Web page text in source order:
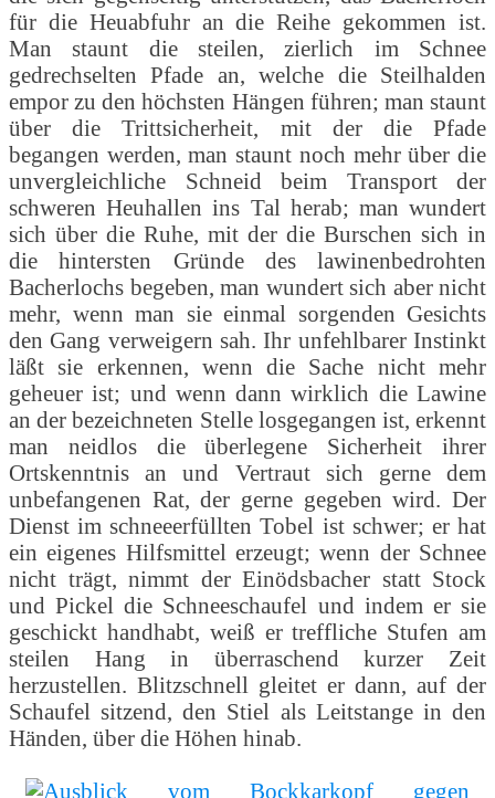
für die Heuabfuhr an die Reihe gekommen ist.
Man staunt die steilen, zierlich im Schnee
gedrechselten Pfade an, welche die Steilhalden
empor zu den höchsten Hängen führen; man staunt
über die Trittsicherheit, mit der die Pfade
begangen werden, man staunt noch mehr über die
unvergleichliche Schneid beim Transport der
schweren Heuhallen ins Tal herab; man wundert
sich über die Ruhe, mit der die Burschen sich in
die hintersten Gründe des lawinenbedrohten
Bacherlochs begeben, man wundert sich aber nicht
mehr, wenn man sie einmal sorgenden Gesichts
den Gang verweigern sah. Ihr unfehlbarer Instinkt
läßt sie erkennen, wenn die Sache nicht mehr
geheuer ist; und wenn dann wirklich die Lawine
an der bezeichneten Stelle losgegangen ist, erkennt
man neidlos die überlegene Sicherheit ihrer
Ortskenntnis an und Vertraut sich gerne dem
unbefangenen Rat, der gerne gegeben wird. Der
Dienst im schneeerfüllten Tobel ist schwer; er hat
ein eigenes Hilfsmittel erzeugt; wenn der Schnee
nicht trägt, nimmt der Einödsbacher statt Stock
und Pickel die Schneeschaufel und indem er sie
geschickt handhabt, weiß er treffliche Stufen am
steilen Hang in überraschend kurzer Zeit
herzustellen. Blitzschnell gleitet er dann, auf der
Schaufel sitzend, den Stiel als Leitstange in den
Händen, über die Höhen hinab.